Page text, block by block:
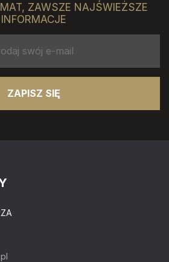
ZAWSZE NAJŚWIEŻSZE
INFORMACJE
ZAPISZ SIĘ